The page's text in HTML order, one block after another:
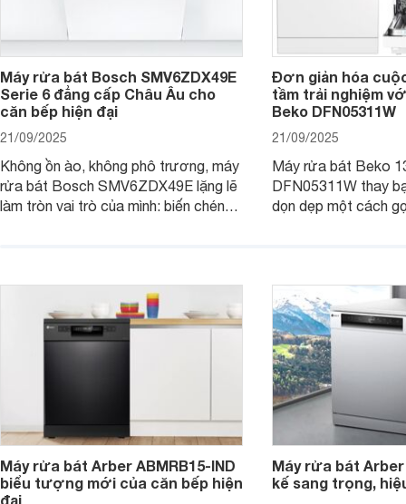
Máy rửa bát Bosch SMV6ZDX49E
Serie 6 đẳng cấp Châu Âu cho
căn bếp hiện đại
21/09/2025
Không ồn ào, không phô trương, máy
rửa bát Bosch SMV6ZDX49E lặng lẽ
làm tròn vai trò của mình: biến chén
Websosanh.vn đi tìm hiểu chi tiết sản
Đơn giản hóa
tầm trải nghiệm
Beko DFN05311W
21/09/2025
Máy rửa bát Beko
DFN05311W thay
dọn dẹp một cách
gian bếp của gia
người.
Máy rửa bát Arber ABMRB15-IND
biểu tượng mới của căn bếp hiện
đại
Máy rửa bát
kế sang trọng,